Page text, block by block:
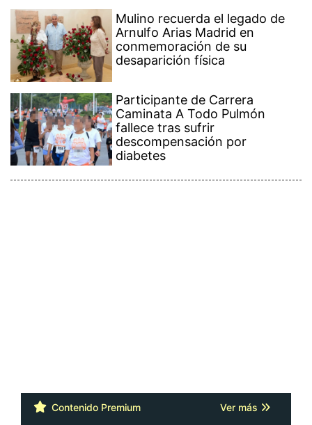
Mulino recuerda el legado de
Arnulfo Arias Madrid en
conmemoración de su
desaparición física
Participante de Carrera
Caminata A Todo Pulmón
fallece tras sufrir
descompensación por
diabetes
Contenido Premium Ver más